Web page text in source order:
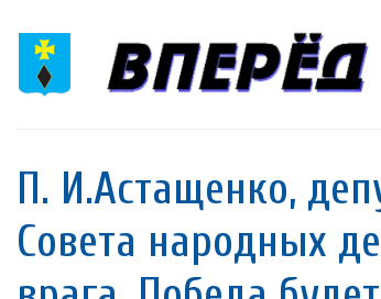
П. И.Астащенко,
Совета народных